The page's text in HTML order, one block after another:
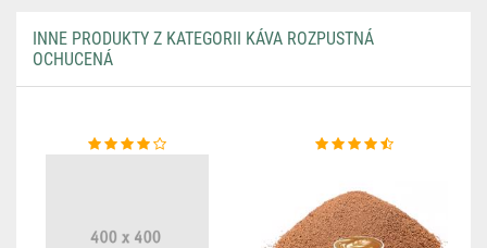
INNE PRODUKTY Z KATEGORII KÁVA ROZPUSTNÁ
OCHUCENÁ